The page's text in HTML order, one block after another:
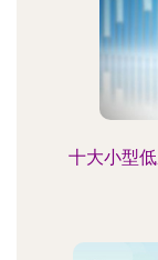
十大小型